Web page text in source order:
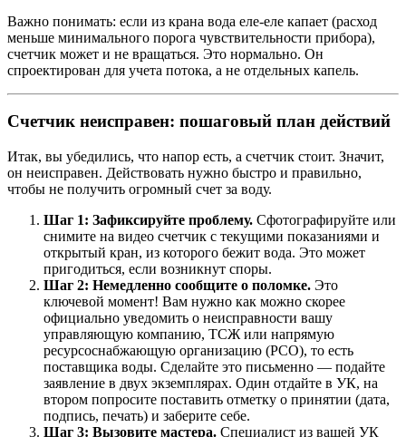
Важно понимать: если из крана вода еле-еле капает (расход
меньше минимального порога чувствительности прибора),
счетчик может и не вращаться. Это нормально. Он
спроектирован для учета потока, а не отдельных капель.
Счетчик неисправен: пошаговый план действий
Итак, вы убедились, что напор есть, а счетчик стоит. Значит,
он неисправен. Действовать нужно быстро и правильно,
чтобы не получить огромный счет за воду.
Шаг 1: Зафиксируйте проблему. Сфотографируйте или
снимите на видео счетчик с текущими показаниями и
открытый кран, из которого бежит вода. Это может
пригодиться, если возникнут споры.
Шаг 2: Немедленно сообщите о поломке. Это
ключевой момент! Вам нужно как можно скорее
официально уведомить о неисправности вашу
управляющую компанию, ТСЖ или напрямую
ресурсоснабжающую организацию (РСО), то есть
поставщика воды. Сделайте это письменно — подайте
заявление в двух экземплярах. Один отдайте в УК, на
втором попросите поставить отметку о принятии (дата,
подпись, печать) и заберите себе.
Шаг 3: Вызовите мастера. Специалист из вашей УК